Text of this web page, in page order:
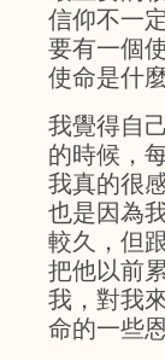
信仰不一
要有一個
使命是什
我覺得自
的時候，
我真的很
也是因為
較久，但
把他以前
我，對我
命的一些